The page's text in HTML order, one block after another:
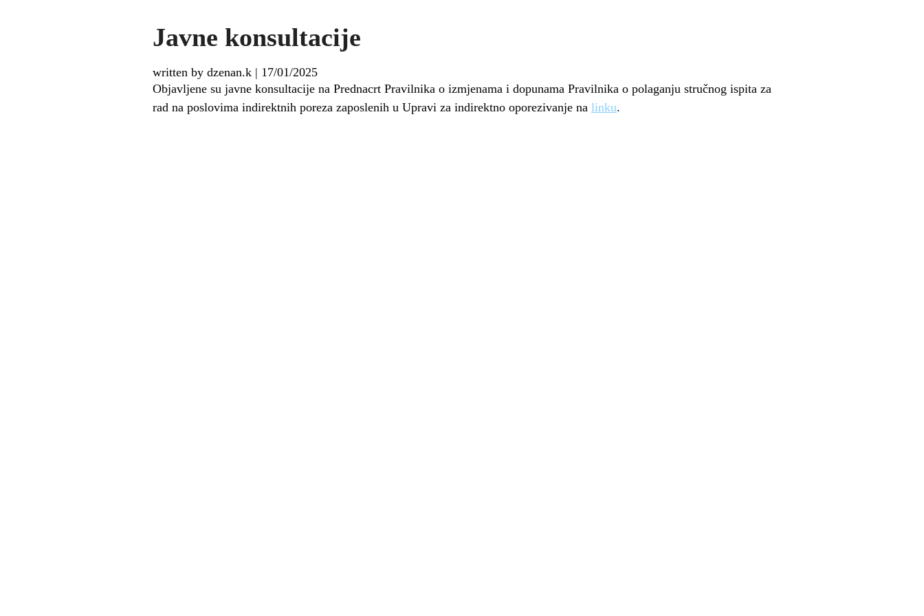
Javne konsultacije
written by dzenan.k | 17/01/2025
Objavljene su javne konsultacije na Prednacrt Pravilnika o izmjenama i dopunama Pravilnika o polaganju stručnog ispita za
rad na poslovima indirektnih poreza zaposlenih u Upravi za indirektno oporezivanje na linku.